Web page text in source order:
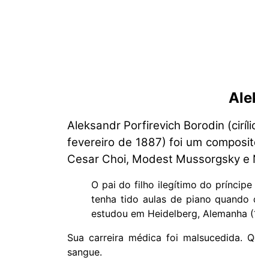
Aleksandr Porfirevich Borodin
fevereiro de 1887) foi um
Cesar Choi, Modest Mussorgsky e
O pai do filho ilegítimo do príncipe
tenha tido aulas de piano quando
estudou em Heidelberg, Alemanha
Sua carreira médica foi malsucedida.
sangue.